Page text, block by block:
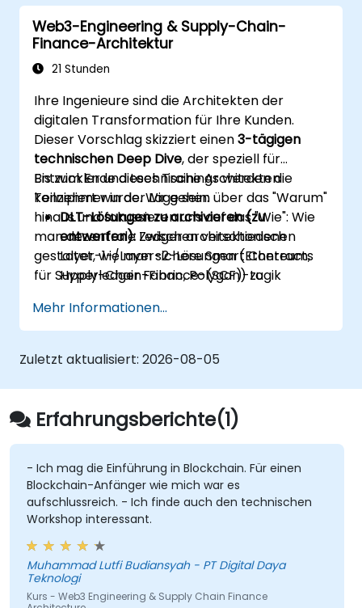
Web3-Engineering & Supply-Chain-
Finance-Architektur
21 Stunden
Ihre Ingenieure sind die Architekten der
digitalen Transformation für Ihre Kunden.
Dieser Vorschlag skizziert einen3-tägigen
technischen Deep Dive, der speziell für
Entwickler und technische Architekten
konzipiert wurde. Wir gehen über das "Warum"
hinaus und fokussieren uns auf das "Wie": Wie
man dezentrale Ledger architektonisch
gestaltet, wie man sichere Smart Contracts
für Supply-Chain-Finance-(SCF)-Logik
Schichten mit bestehenden Enterprise-ERPs
integriert.
Bis zum Ende dieses Trainings werden die
Teilnehmer in der Lage sein:
DLT-Lösungen zu archivieren (zu
entwerfen): Zwischen verschiedenen
Layer-1-/Layer-2-Lösungen (Ethereum,
Hyperledger Fabric, Polygon) zu
Unternehmens-SCF-Anwendungsfälle
geeignete auszuwählen.
Smart Contracts zu entwickeln:
zu schreiben, zu kompilieren und
bereitzustellen, die Factoring,
Rechnungsgenehmigung und Abwicklung
automatisieren.
Tokenisierung umzusetzen:Die ERC-
20-/ERC-721-/ERC-1155-Token-
Standards zu implementieren, um reale
Vermögenswerte
(Rechnungen/Bestände) on-chain
abzubilden.
Web2 & Web3 zu verbinden:
Mehr Informationen...
Zuletzt aktualisiert: 2026-08-05
Erfahrungsberichte(1)
- Ich mag die Einführung in Blockchain. Für einen
Blockchain-Anfänger wie mich war es
aufschlussreich. - Ich finde auch den technischen
Workshop interessant.
Muhammad Lutfi Budiansyah - PT Digital Daya
Teknologi
Kurs - Web3 Engineering & Supply Chain Finance